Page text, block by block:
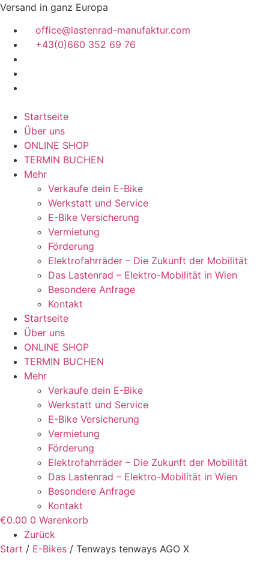
Zum
springen
Versand in ganz Europa
office@lastenrad-manufaktur.com
+43(0)660 352 69 76
Startseite
Über uns
ONLINE SHOP
TERMIN BUCHEN
Mehr
Verkaufe dein E-Bike
Werkstatt und Service
E-Bike Versicherung
Vermietung
Förderung
Elektrofahrräder – Die Zukunft der Mobilität
Das Lastenrad – Elektro-Mobilität in Wien
Besondere Anfrage
Kontakt
Startseite
Über uns
ONLINE SHOP
TERMIN BUCHEN
Mehr
Verkaufe dein E-Bike
Werkstatt und Service
E-Bike Versicherung
Vermietung
Förderung
Elektrofahrräder – Die Zukunft der Mobilität
Das Lastenrad – Elektro-Mobilität in Wien
Besondere Anfrage
Kontakt
€0.00 0 Warenkorb
Zurück
Start / E-Bikes / Tenways tenways AGO X